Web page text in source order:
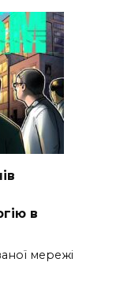
в
мережі